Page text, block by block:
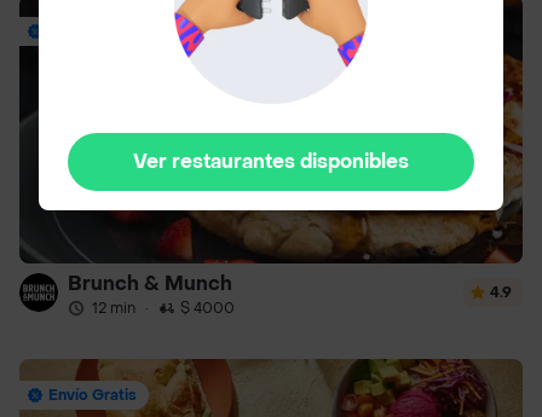
Brunch & Munch
12 min · $ 4000
4.9
Envío Gratis
Ver restaurantes disponibles